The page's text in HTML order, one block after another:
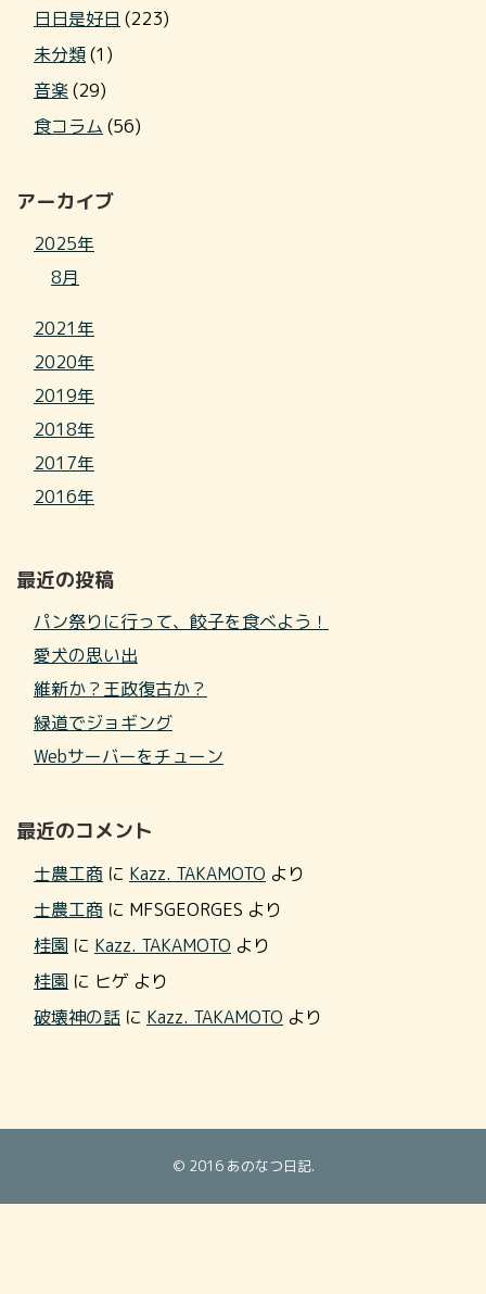
日日是好日 (223)
未分類(1)
音楽(29)
食コラム (56)
アーカイブ
2025年
8月
2021年
2020年
2019年
2018年
2017年
2016年
最近の投稿
パン祭りに行って、餃子を食べよう！
愛犬の思い出
維新か？王政復古か？
緑道でジョギング
Webサーバーをチューン
最近のコメント
士農工商 に Kazz. TAKAMOTO より
士農工商 に MFSGEORGES より
桂園 に Kazz. TAKAMOTO より
桂園 に ヒゲ より
破壊神の話 に Kazz. TAKAMOTO より
© 2016 あのなつ日記.